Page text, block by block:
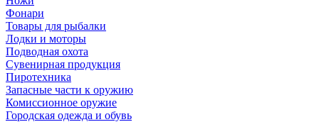
Фонари
Товары для рыбалки
Лодки и моторы
Подводная охота
Сувенирная продукция
Пиротехника
Запасные части к оружию
Комиссионное оружие
Городская одежда и обувь